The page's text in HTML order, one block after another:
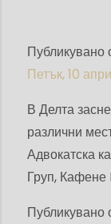
Публикувано
Петък, 10
В Делта
различни
Адвокатска
Груп,
Публикувано